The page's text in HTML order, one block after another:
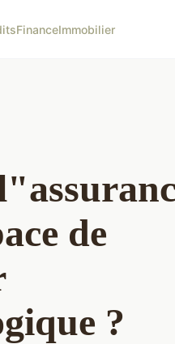
FinanceImmobilier
de
?